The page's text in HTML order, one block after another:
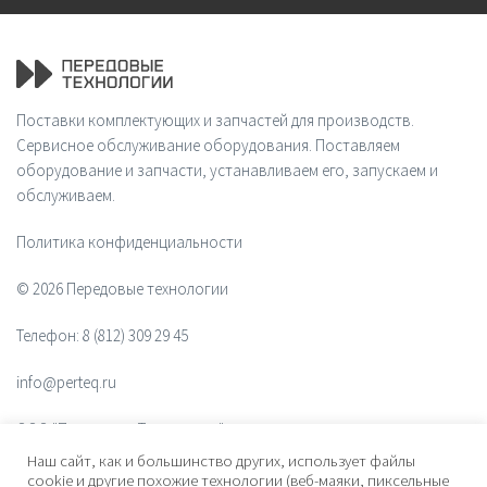
Поставки комплектующих и запчастей для производств.
Сервисное обслуживание оборудования. Поставляем
оборудование и запчасти, устанавливаем его, запускаем и
обслуживаем.
Политика конфиденциальности
© 2026 Передовые технологии
Телефон: 8 (812) 309 29 45
info@perteq.ru
ООО "Передовые Технологии"
ОГРН 1117847072628
Наш сайт, как и большинство других, использует файлы
cookie и другие похожие технологии (веб-маяки, пиксельные